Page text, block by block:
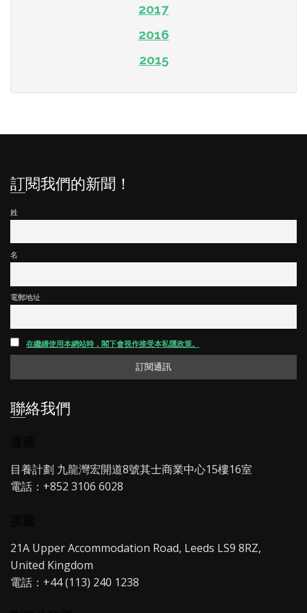
2017
2016
2015
訂閱我們的新聞！
姓
名
電郵地址
在繼續使用本網站時，閣下會視作接受本私隱政策。
聯絡我們
目養計劃 九龍灣宏開道8號其士商業中心15樓16室
電話：+852 3106 6028
21A Upper Accommodation Road, Leeds LS9 8RZ,
United Kingdom
電話：+44 (113) 240 1238